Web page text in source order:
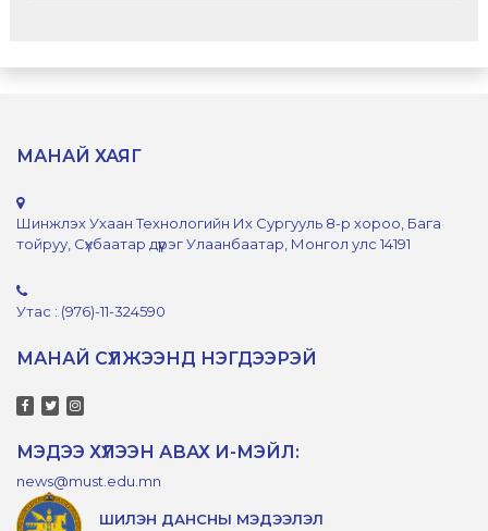
МАНАЙ ХАЯГ
Шинжлэх Ухаан Технологийн Их Сургууль 8-р хороо, Бага
тойруу, Сүхбаатар дүүрэг Улаанбаатар, Монгол улс 14191
Утас : (976)-11-324590
МАНАЙ СҮЛЖЭЭНД НЭГДЭЭРЭЙ
МЭДЭЭ ХҮЛЭЭН АВАХ И-МЭЙЛ:
news@must.edu.mn
ШИЛЭН ДАНСНЫ МЭДЭЭЛЭЛ